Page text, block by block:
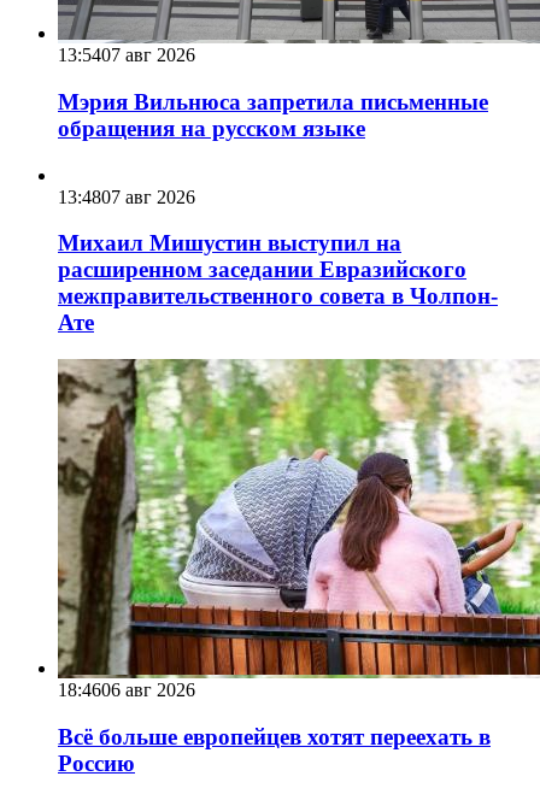
13:5407 авг 2026
Мэрия Вильнюса запретила письменные
обращения на русском языке
13:4807 авг 2026
Михаил Мишустин выступил на
расширенном заседании Евразийского
межправительственного совета в Чолпон-
Ате
18:4606 авг 2026
Всё больше европейцев хотят переехать в
Россию